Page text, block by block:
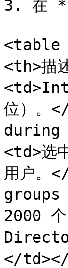
3. 在
<table
<th>描
位）。
during
<td>选
用户
groups
2000 个
</